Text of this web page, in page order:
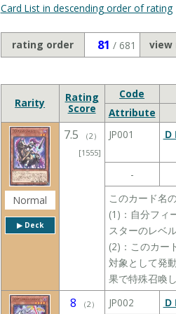
Card List in descending order of rating
rating order 81 / 681 view
Rarity
Rating
Score
Code
Attribute
Normal
▶︎ Deck
7.5 （2 ）
[1555]
JP001
-
このカード名
(1)：自分フィ
スターのレベ
(2)：このカー
対象として発
果で特殊召喚
8 （2 ）
JP002